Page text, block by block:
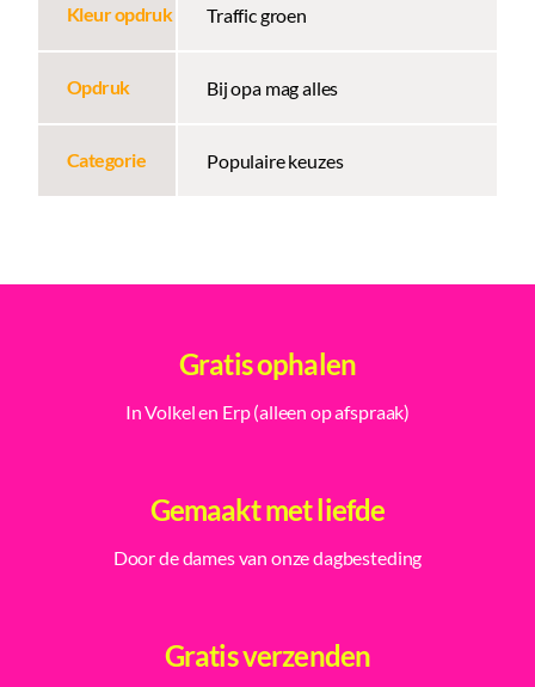
Kleur opdruk Traffic groen
Opdruk Bij opa mag alles
Categorie Populaire keuzes
Gratis ophalen
In Volkel en Erp (alleen op afspraak)
Gemaakt met liefde
Door de dames van onze dagbesteding
Gratis verzenden